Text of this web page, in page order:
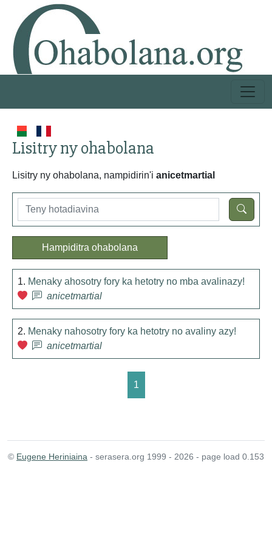
Lisitry ny ohabolana
Lisitry ny ohabolana, nampidirin'i anicetmartial
Hampiditra ohabolana
1. Menaky ahosotry fory ka hetotry no mba avalinazy!
anicetmartial
2. Menaky nahosotry fory ka hetotry no avaliny azy!
anicetmartial
1
© Eugene Heriniaina - serasera.org 1999 - 2026 - page load 0.153